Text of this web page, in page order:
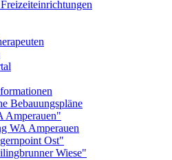
Bebauungspläne
Amperauen"
WA Amperauen
Ost"
Wiese"